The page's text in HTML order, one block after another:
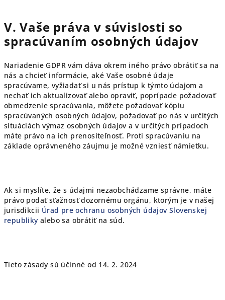
V. Vaše práva v súvislosti so
spracúvaním osobných údajov
Nariadenie GDPR vám dáva okrem iného právo obrátiť sa na
nás a chcieť informácie, aké Vaše osobné údaje
spracúvame, vyžiadať si u nás prístup k týmto údajom a
nechať ich aktualizovať alebo opraviť, poprípade požadovať
obmedzenie spracúvania, môžete požadovať kópiu
spracúvaných osobných údajov, požadovať po nás v určitých
situáciách výmaz osobných údajov a v určitých prípadoch
máte právo na ich prenositeľnosť. Proti spracúvaniu na
základe oprávneného záujmu je možné vzniesť námietku.
Ak si myslíte, že s údajmi nezaobchádzame správne, máte
právo podať sťažnosť dozornému orgánu, ktorým je v našej
jurisdikcii Úrad pre ochranu osobných údajov Slovenskej
republiky alebo sa obrátiť na súd.
Tieto zásady sú účinné od 14. 2. 2024